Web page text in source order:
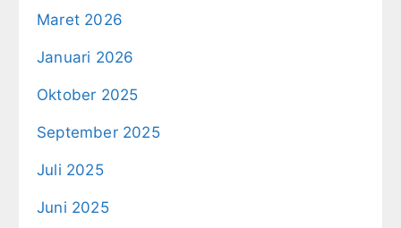
Maret 2026
Januari 2026
Oktober 2025
September 2025
Juli 2025
Juni 2025